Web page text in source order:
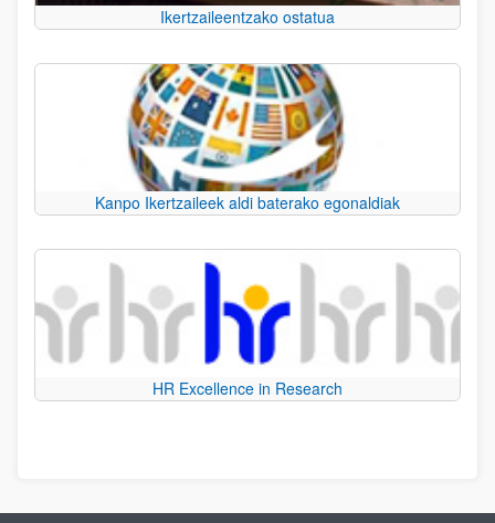
Ikertzaileentzako ostatua
Kanpo Ikertzaileek aldi baterako egonaldiak
HR Excellence in Research